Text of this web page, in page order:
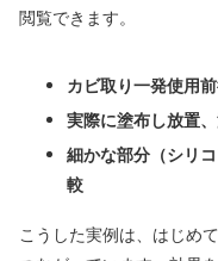
閲覧できます。
カビ取り一発使用
実際に塗布し放置
細かな部分（シリ
較
こうした実例は、はじめ